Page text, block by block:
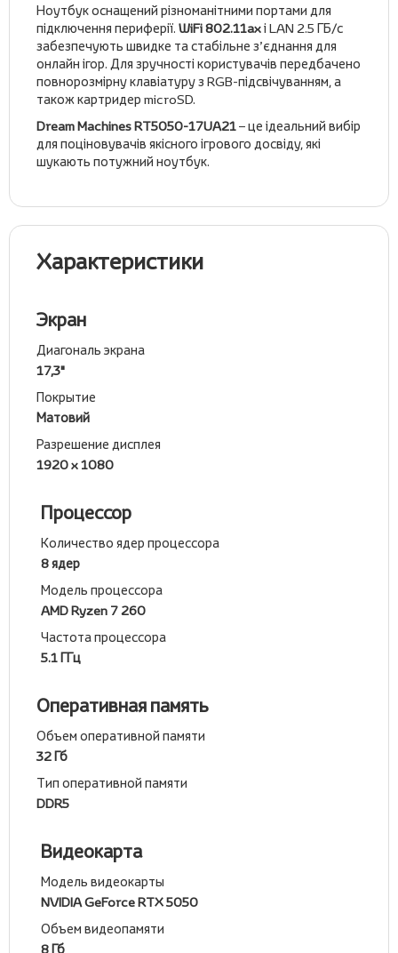
Ноутбук оснащений різноманітними портами для
підключення периферії. WiFi 802.11axі LAN 2.5 ГБ/с
забезпечують швидке та стабільне з’єднання для
онлайн ігор. Для зручності користувачів передбачено
повнорозмірну клавіатуру з RGB-підсвічуванням, а
також картридер microSD.
Dream Machines RT5050-17UA21– це ідеальний вибір
для поціновувачів якісного ігрового досвіду, які
шукають потужний ноутбук.
Характеристики
Экран
Диагональ экрана
17,3"
Покрытие
Матовий
Разрешение дисплея
1920 x 1080
Процессор
Количество ядер процессора
8 ядер
Модель процессора
AMD Ryzen 7 260
Частота процессора
5.1 ГГц
Оперативная память
Объем оперативной памяти
32 Гб
Тип оперативной памяти
DDR5
Видеокарта
Модель видеокарты
NVIDIA GeForce RTX 5050
Объем видеопамяти
8 Гб